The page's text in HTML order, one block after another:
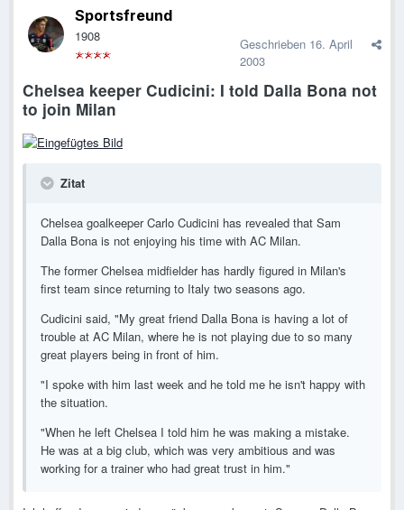
Sportsfreund
1908 Geschrieben 16. April
2003
Chelsea keeper Cudicini: I told Dalla Bona not
to join Milan
Zitat
Chelsea goalkeeper Carlo Cudicini has revealed that Sam
Dalla Bona is not enjoying his time with AC Milan.
The former Chelsea midfielder has hardly figured in Milan's
first team since returning to Italy two seasons ago.
Cudicini said, "My great friend Dalla Bona is having a lot of
trouble at AC Milan, where he is not playing due to so many
great players being in front of him.
"I spoke with him last week and he told me he isn't happy with
the situation.
"When he left Chelsea I told him he was making a mistake.
He was at a big club, which was very ambitious and was
working for a trainer who had great trust in him."